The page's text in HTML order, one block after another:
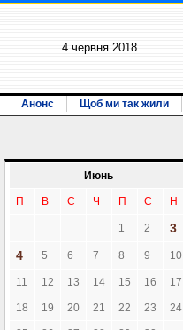
4 червня 2018
Анонс Щоб ми так жили
Июнь
П В С Ч П С Н
1 2
3
4
5 6 7 8 9 10
11 12 13 14 15 16 17
18 19 20 21 22 23 24